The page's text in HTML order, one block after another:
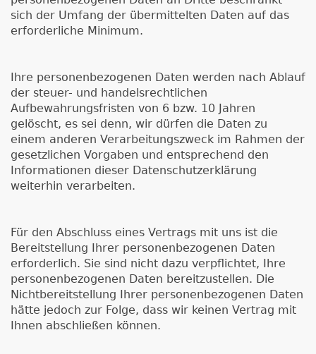
sich der Umfang der übermittelten Daten auf das
erforderliche Minimum.
Ihre personenbezogenen Daten werden nach Ablauf
der steuer- und handelsrechtlichen
Aufbewahrungsfristen von 6 bzw. 10 Jahren
gelöscht, es sei denn, wir dürfen die Daten zu
einem anderen Verarbeitungszweck im Rahmen der
gesetzlichen Vorgaben und entsprechend den
Informationen dieser Datenschutzerklärung
weiterhin verarbeiten.
Für den Abschluss eines Vertrags mit uns ist die
Bereitstellung Ihrer personenbezogenen Daten
erforderlich. Sie sind nicht dazu verpflichtet, Ihre
personenbezogenen Daten bereitzustellen. Die
Nichtbereitstellung Ihrer personenbezogenen Daten
hätte jedoch zur Folge, dass wir keinen Vertrag mit
Ihnen abschließen können.